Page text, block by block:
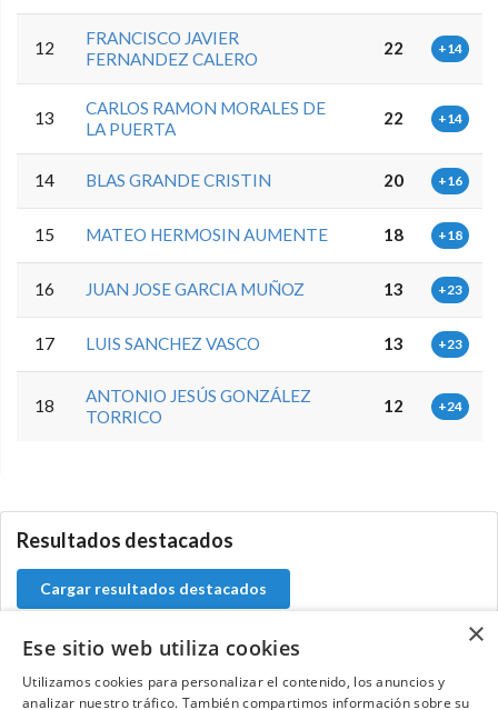
12
FRANCISCO JAVIER
FERNANDEZ CALERO
22 +14
13
CARLOS RAMON MORALES DE
LA PUERTA
22 +14
14 BLAS GRANDE CRISTIN 20 +16
15 MATEO HERMOSIN AUMENTE 18 +18
16 JUAN JOSE GARCIA MUÑOZ 13 +23
17 LUIS SANCHEZ VASCO 13 +23
18
ANTONIO JESÚS GONZÁLEZ
TORRICO
12 +24
Resultados destacados
Cargar resultados destacados
Contacta con el equipo de NextCaddy
×
Ese sitio web utiliza cookies
Utilizamos cookies para personalizar el contenido, los anuncios y
analizar nuestro tráfico. También compartimos información sobre su